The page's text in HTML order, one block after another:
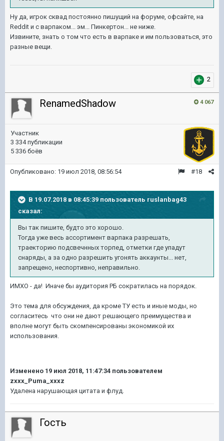
Ну да, игрок сквад постоянно пишущий на форуме, офсайте, на
Reddit и с варпаком... эм... Пинкертон... не ниже.
Извините, знать о том что есть в варпаке и им пользоваться, это
разные вещи.
2
4 067
RenamedShadow
Участник
3 334 публикации
5 336 боёв
#18
Опубликовано: 19 июл 2018, 08:56:54
В 19.07.2018 в 08:45:39 пользователь ruslanbag43
сказал:
Вы так пишите, будто это хорошо.
Тогда уже весь ассортимент варпака разрешать,
траекторию подсвечнных торпед, отметки где упадут
снаряды, а за одно разрешить угонять аккаунты... нет,
запрещено, неспортивно, неправильно.
ИМХО - да! Иначе бы аудитория РБ сократилась на порядок.
Это тема для обсуждения, да кроме ТУ есть и иные моды, но
согласитесь что они не дают решающего преимущества и
вполне могут быть скомпенсированы экономикой их
использования.
Изменено 19 июл 2018, 11:47:34 пользователем
zxxx_Puma_xxxz
Удалена нарушающая цитата и флуд.
Гость